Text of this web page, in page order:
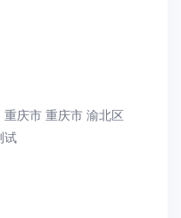
重庆市 重庆市 渝北区
试